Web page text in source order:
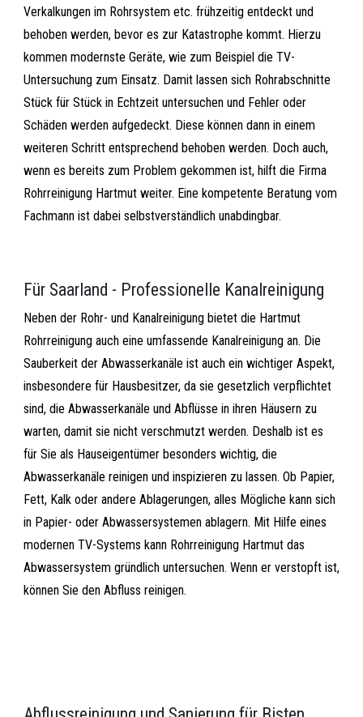
Verkalkungen im Rohrsystem etc. frühzeitig entdeckt und
behoben werden, bevor es zur Katastrophe kommt. Hierzu
kommen modernste Geräte, wie zum Beispiel die TV-
Untersuchung zum Einsatz. Damit lassen sich Rohrabschnitte
Stück für Stück in Echtzeit untersuchen und Fehler oder
Schäden werden aufgedeckt. Diese können dann in einem
weiteren Schritt entsprechend behoben werden. Doch auch,
wenn es bereits zum Problem gekommen ist, hilft die Firma
Rohrreinigung Hartmut weiter. Eine kompetente Beratung vom
Fachmann ist dabei selbstverständlich unabdingbar.
Für Saarland - Professionelle Kanalreinigung
Neben der Rohr- und Kanalreinigung bietet die Hartmut
Rohrreinigung auch eine umfassende Kanalreinigung an. Die
Sauberkeit der Abwasserkanäle ist auch ein wichtiger Aspekt,
insbesondere für Hausbesitzer, da sie gesetzlich verpflichtet
sind, die Abwasserkanäle und Abflüsse in ihren Häusern zu
warten, damit sie nicht verschmutzt werden. Deshalb ist es
für Sie als Hauseigentümer besonders wichtig, die
Abwasserkanäle reinigen und inspizieren zu lassen. Ob Papier,
Fett, Kalk oder andere Ablagerungen, alles Mögliche kann sich
in Papier- oder Abwassersystemen ablagern. Mit Hilfe eines
modernen TV-Systems kann Rohrreinigung Hartmut das
Abwassersystem gründlich untersuchen. Wenn er verstopft ist,
können Sie den Abfluss reinigen.